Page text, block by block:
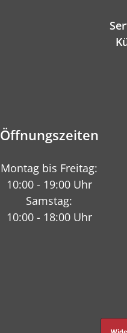
Öffnungszeiten
Montag bis Freitag:
10:00 - 19:00 Uhr
Samstag:
10:00 - 18:00 Uhr